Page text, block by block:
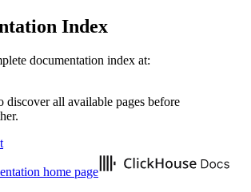
Index
documentation index at:
discover all available pages before
home page